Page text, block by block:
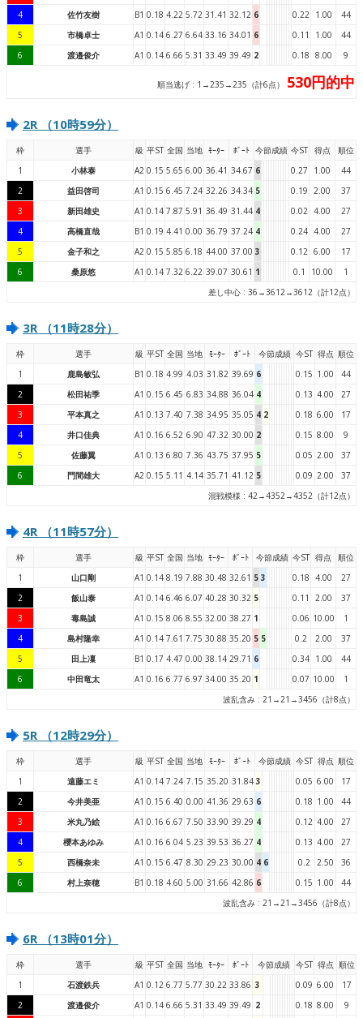
4
佐竹友樹 B1 0.18 4.22 5.72 31.41 32.12 6 0.22 1.00
44
5
市橋卓士 A1 0.14 6.27 6.64 33.16 34.01 6 0.11 1.00
44
6
渡邉俊介 A1 0.14 6.66 5.31 33.49 39.49 2 0.18 8.00 9
順当逃げ : 1→235→235（計6点） 530円的中
2R （10時59分）
枠 選手 級 平ST 全国 当地 ﾓｰﾀｰ ﾎﾞｰﾄ 今節成績 今ST 得点
順位
1
小林泰 A2 0.15 5.65 6.00 36.41 34.67 6 0.27 1.00
44
2
益田啓司 A1 0.15 6.45 7.24 32.26 34.34 5 0.19 2.00
37
3
新田雄史 A1 0.14 7.87 5.91 36.49 31.44 4 0.02 4.00
27
4
高橋直哉 B1 0.19 4.41 0.00 36.79 37.24 4 0.24 4.00
27
5
金子和之 A2 0.15 5.85 6.18 44.00 37.00 3 0.12 6.00
17
6
桑原悠 A1 0.14 7.32 6.22 39.07 30.61 1 0.1 10.00
1
差し中心 : 36→3612→3612（計12点）
3R （11時28分）
枠 選手 級 平ST 全国 当地 ﾓｰﾀｰ ﾎﾞｰﾄ 今節成績 今ST 得点 順位
1
鹿島敏弘 B1 0.18 4.99 4.03 31.82 39.69 6 0.15 1.00
44
2
松田祐季 A1 0.15 6.45 6.83 34.88 36.04 4 0.13 4.00
27
3
平本真之 A1 0.13 7.40 7.38 34.95 35.05 4 2 0.18 6.00
17
4
井口佳典 A1 0.16 6.52 6.90 47.32 30.00 2 0.15 8.00
9
5
佐藤翼 A1 0.13 6.80 7.36 43.75 37.95 5 0.05 2.00
37
6
門間雄大 A2 0.15 5.11 4.14 35.71 41.12 5 0.09 2.00
37
混戦模様 : 42→4352→4352（計12点）
4R （11時57分）
枠 選手 級 平ST 全国 当地 ﾓｰﾀｰ ﾎﾞｰﾄ 今節成績 今ST 得点
順位
1
山口剛 A1 0.14 8.19 7.88 30.48 32.61 5 3 0.18 4.00
27
2
飯山泰 A1 0.14 6.46 6.07 40.28 30.32 5 0.11 2.00
37
3
毒島誠 A1 0.15 8.06 8.55 32.00 38.27 1 0.06 10.00
1
4
島村隆幸 A1 0.14 7.61 7.75 30.88 35.20 5 5 0.2 2.00
37
5
田上凜 B1 0.17 4.47 0.00 38.14 29.71 6 0.34 1.00
44
6
中田竜太 A1 0.16 6.77 6.97 34.00 35.20 1 0.07 10.00
1
波乱含み : 21→21→3456（計8点）
5R （12時29分）
枠 選手 級 平ST 全国 当地 ﾓｰﾀｰ ﾎﾞｰﾄ 今節成績 今ST 得点 順位
1
遠藤エミ A1 0.14 7.24 7.15 35.20 31.84 3 0.05 6.00
17
2
今井美亜 A1 0.15 6.40 0.00 41.36 29.63 6 0.18 1.00
44
3
米丸乃絵 A1 0.16 6.67 7.50 33.90 39.29 4 0.12 4.00
27
4
櫻本あゆみ A1 0.16 6.04 5.23 39.53 36.27 4 0.13 4.00
27
5
西橋奈未 A1 0.15 6.47 8.30 29.23 30.00 4 6 0.2 2.50
36
6
村上奈穂 B1 0.18 4.60 5.00 31.66 42.86 6 0.15 1.00
44
波乱含み : 21→21→3456（計8点）
6R （13時01分）
枠 選手 級 平ST 全国 当地 ﾓｰﾀｰ ﾎﾞｰﾄ 今節成績 今ST 得点 順位
1
石渡鉄兵 A1 0.12 6.77 5.77 30.22 33.86 3 0.09 6.00
17
2
渡邉俊介 A1 0.14 6.66 5.31 33.49 39.49 2 0.18 8.00 9